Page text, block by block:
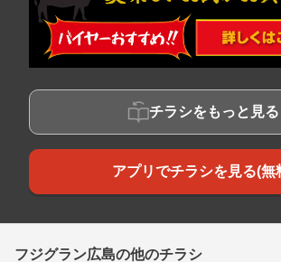
チラシをもっと見る
アプリでチラシを見る(無
フジグラン広島の他のチラシ